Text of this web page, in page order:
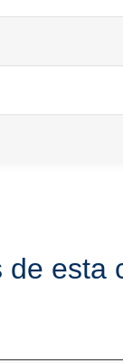
de esta